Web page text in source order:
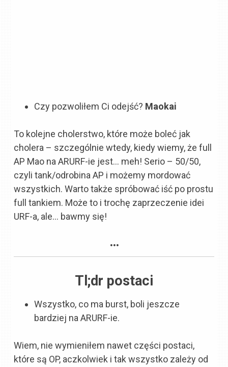
Czy pozwoliłem Ci odejść? Maokai
To kolejne cholerstwo, które może boleć jak
cholera – szczególnie wtedy, kiedy wiemy, że full
AP Mao na ARURF-ie jest… meh! Serio – 50/50,
czyli tank/odrobina AP i możemy mordować
wszystkich. Warto także spróbować iść po prostu
full tankiem. Może to i trochę zaprzeczenie idei
URF-a, ale… bawmy się!
…
Tl;dr postaci
Wszystko, co ma burst, boli jeszcze
bardziej na ARURF-ie.
Wiem, nie wymieniłem nawet części postaci,
które są OP, aczkolwiek i tak wszystko zależy od